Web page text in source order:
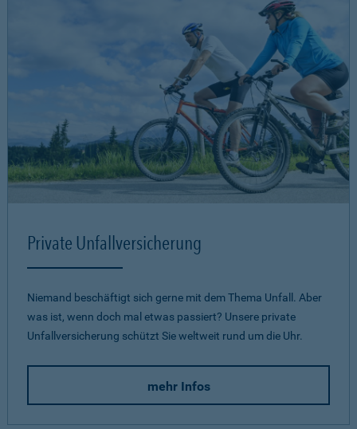
Private Unfallversicherung
Niemand beschäftigt sich gerne mit dem Thema Unfall. Aber
was ist, wenn doch mal etwas passiert? Unsere private
Unfallversicherung schützt Sie weltweit rund um die Uhr.
mehr Infos